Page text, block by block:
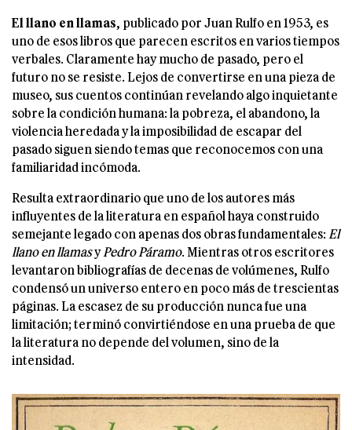
El llano en llamas, publicado por Juan Rulfo en 1953, es
uno de esos libros que parecen escritos en varios tiempos
verbales. Claramente hay mucho de pasado, pero el
futuro no se resiste. Lejos de convertirse en una pieza de
museo, sus cuentos continúan revelando algo inquietante
sobre la condición humana: la pobreza, el abandono, la
violencia heredada y la imposibilidad de escapar del
pasado siguen siendo temas que reconocemos con una
familiaridad incómoda.
Resulta extraordinario que uno de los autores más
influyentes de la literatura en español haya construido
semejante legado con apenas dos obras fundamentales: El
llano en llamasy Pedro Páramo. Mientras otros escritores
levantaron bibliografías de decenas de volúmenes, Rulfo
condensó un universo entero en poco más de trescientas
páginas. La escasez de su producción nunca fue una
limitación; terminó convirtiéndose en una prueba de que
la literatura no depende del volumen, sino de la
intensidad.